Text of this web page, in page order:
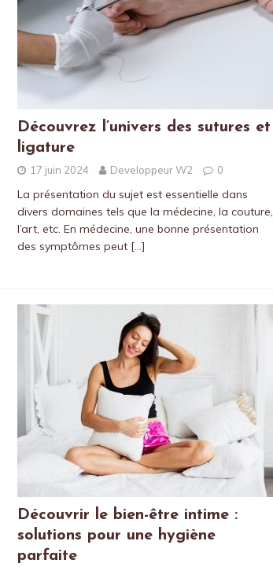
Découvrez l’univers des sutures et
ligature
17 juin 2024 Developpeur W2 0
La présentation du sujet est essentielle dans
divers domaines tels que la médecine, la couture,
l’art, etc. En médecine, une bonne présentation
des symptômes peut […]
Découvrir le bien-être intime :
solutions pour une hygiène
parfaite